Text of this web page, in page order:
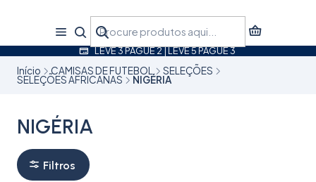
LEVE 3 PAGUE 2 | LEVE 5 PAGUE 3
Início CAMISAS DE FUTEBOL SELEÇÕES
SELEÇÕES AFRICANAS NIGÉRIA
NIGÉRIA
Filtros